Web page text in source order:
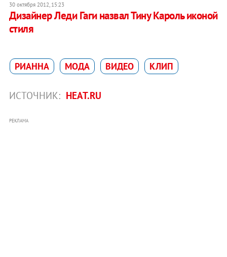
30 октября 2012, 15:23
Дизайнер Леди Гаги назвал Тину Кароль иконой
стиля
РИАННА МОДА ВИДЕО КЛИП
ИСТОЧНИК: HEAT.RU
РЕКЛАМА